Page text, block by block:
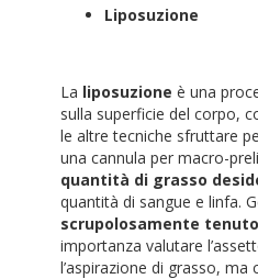
Liposuzione
La liposuzione è una
sulla superficie del corpo,
le altre tecniche sfruttare
una cannula per macro-
quantità di grasso
quantità di sangue e linfa.
scrupolosamente
importanza valutare
l’aspirazione di grasso,